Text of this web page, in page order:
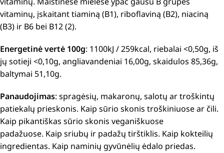
vitaminų, įskaitant tiaminą (B1), riboflaviną (B2), niaciną
(B3) ir B6 bei B12 (2).
Energetinė vertė 100g: 1100kJ / 259kcal, riebalai <0,50g, iš
jų sotieji <0,10g, angliavandeniai 16,00g, skaidulos 85,36g,
baltymai 51,10g.
Panaudojimas: spragėsių, makaronų, salotų ar troškintų
patiekalų prieskonis. Kaip sūrio skonis troškiniuose ar čili.
Kaip pikantiškas sūrio skonis veganiškuose
padažuose. Kaip sriubų ir padažų tirštiklis. Kaip kokteilių
ingredientas. Kaip naminių gyvūnėlių ėdalo priedas.